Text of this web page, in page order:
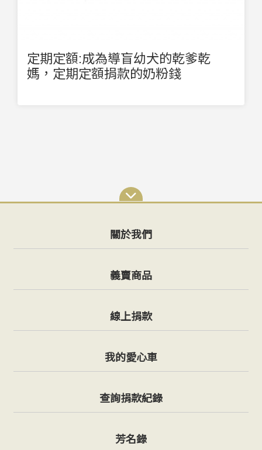
定期定額:成為導盲幼犬的乾爹乾
媽，定期定額捐款的奶粉錢
關於我們
義賣商品
線上捐款
我的愛心車
查詢捐款紀錄
芳名錄